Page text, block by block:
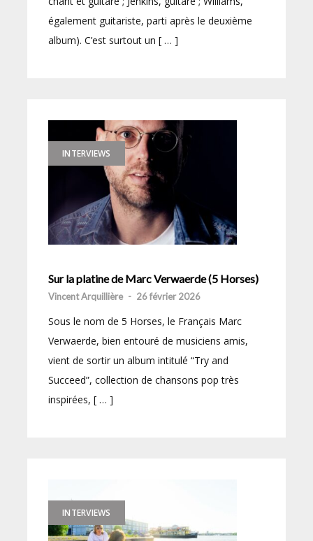
également guitariste, parti après le deuxième
album). C’est surtout un [ … ]
INTERVIEWS
Sur la platine de Marc Verwaerde (5 Horses)
Vincent Arquillière - 26 février 2026
Sous le nom de 5 Horses, le Français Marc
Verwaerde, bien entouré de musiciens amis,
vient de sortir un album intitulé “Try and
Succeed”, collection de chansons pop très
inspirées, [ … ]
INTERVIEWS